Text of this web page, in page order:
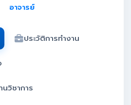
จัดการข้อมูล
อาจารย์
ประวัติการทำงาน
วิชาการ